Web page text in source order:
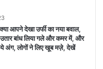
आपने देखा उर्फी का नया बवाल,
बांध लिया गले और कमर में, और
ये अंग, लोगों ने लिए खूब मज़े, देखें